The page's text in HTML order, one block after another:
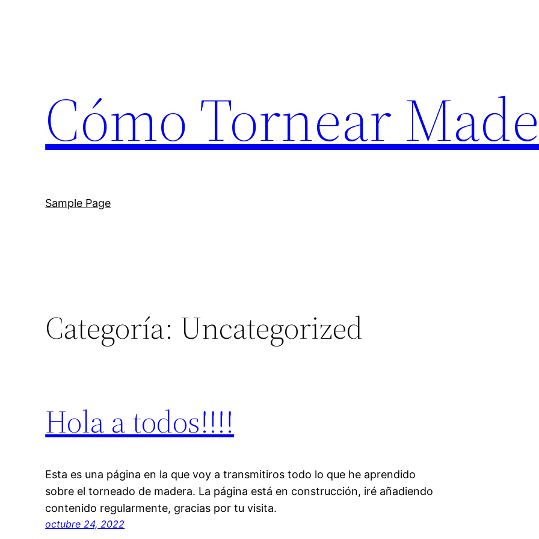
Cómo Tornear
Sample Page
Categoría: Uncategorized
Hola a todos!!!!
Esta es una página en la que voy a transmitiros todo lo que he aprendido
sobre el torneado de madera. La página está en construcción, iré añadiendo
contenido regularmente, gracias por tu visita.
octubre 24, 2022